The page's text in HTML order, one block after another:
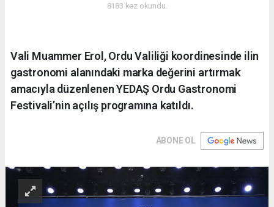
8183 kez okundu.
Vali Muammer Erol, Ordu Valiliği koordinesinde ilin
gastronomi alanındaki marka değerini artırmak
amacıyla düzenlenen YEDAŞ Ordu Gastronomi
Festivali’nin açılış programına katıldı.
ABONE OL